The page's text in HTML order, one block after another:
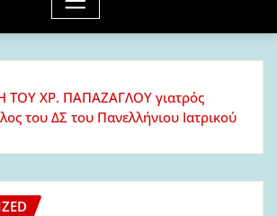
ΧΡ. ΠΑΠΑΖΑΓΛΟΥ γιατρός
του ΔΣ του Πανελλήνιου Ιατρικού